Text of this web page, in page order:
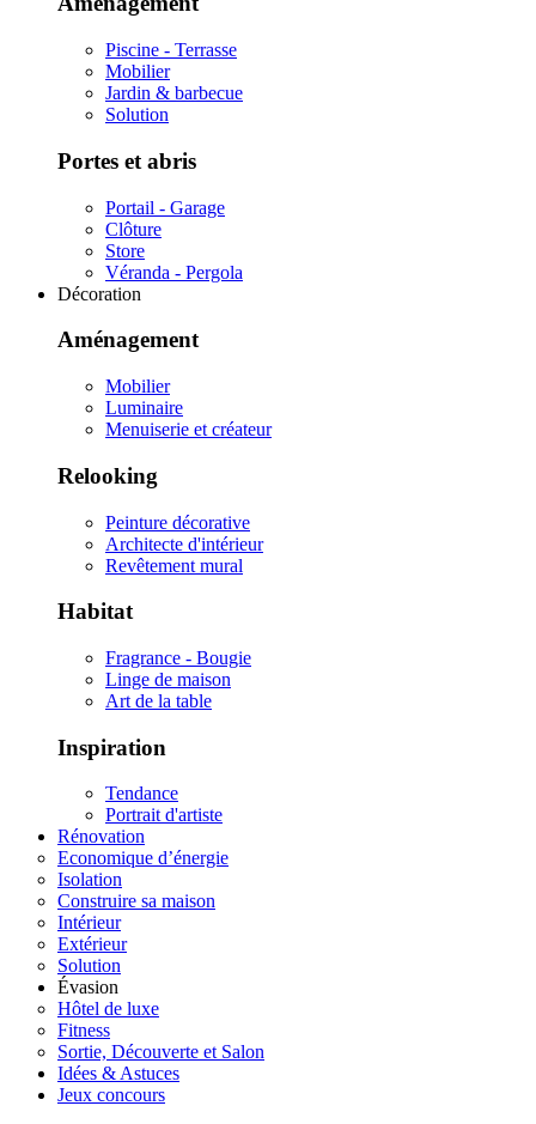
Piscine - Terrasse
Mobilier
Jardin & barbecue
Solution
Portes et abris
Portail - Garage
Clôture
Store
Véranda - Pergola
Décoration
Aménagement
Mobilier
Luminaire
Menuiserie et créateur
Relooking
Peinture décorative
Architecte d'intérieur
Revêtement mural
Habitat
Fragrance - Bougie
Linge de maison
Art de la table
Inspiration
Tendance
Portrait d'artiste
Rénovation
Economique d’énergie
Isolation
Construire sa maison
Intérieur
Extérieur
Solution
Évasion
Hôtel de luxe
Fitness
Sortie, Découverte et Salon
Idées & Astuces
Jeux concours